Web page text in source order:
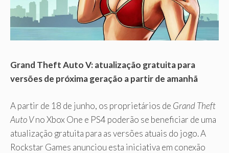
Grand Theft Auto V: atualização gratuita para
versões de próxima geração a partir de amanhã
A partir de 18 de junho, os proprietários de Grand Theft
Auto Vno Xbox One e PS4 poderão se beneficiar de uma
atualização gratuita para as versões atuais do jogo. A
Rockstar Games anunciou esta iniciativa em conexão